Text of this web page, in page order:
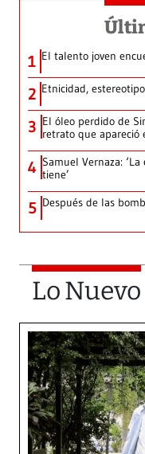
1 El talento joven
2 Etnicidad,
3 El óleo perdido de
retrato que apareció
4 Samuel Vernaza:
tiene’
5 Después de las
Lo Nuevo